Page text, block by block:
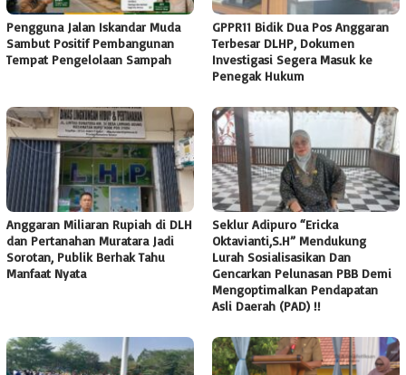
Pengguna Jalan Iskandar Muda
Sambut Positif Pembangunan
Tempat Pengelolaan Sampah
GPPR11 Bidik Dua Pos Anggaran
Terbesar DLHP, Dokumen
Investigasi Segera Masuk ke
Penegak Hukum
Anggaran Miliaran Rupiah di DLH
dan Pertanahan Muratara Jadi
Sorotan, Publik Berhak Tahu
Manfaat Nyata
Seklur Adipuro “Ericka
Oktavianti,S.H” Mendukung
Lurah Sosialisasikan Dan
Gencarkan Pelunasan PBB Demi
Mengoptimalkan Pendapatan
Asli Daerah (PAD) !!